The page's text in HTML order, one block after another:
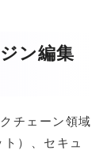
ン編集
チェーン領域
）、セキュ